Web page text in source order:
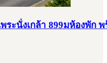
ะนั่งเกล้า 899มห้องพัก พ